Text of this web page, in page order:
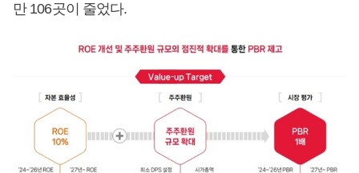
만 106곳이 줄었다.